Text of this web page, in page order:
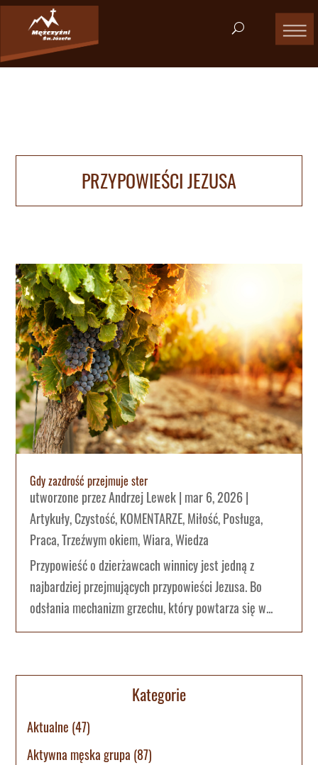
PRZYPOWIEŚCI JEZUSA
Gdy zazdrość przejmuje ster
utworzone przezAndrzej Lewek| mar 6, 2026|
Artykuły,Czystość,KOMENTARZE,Miłość,Posługa,
Praca,Trzeźwym okiem,Wiara,Wiedza
Przypowieść o dzierżawcach winnicy jest jedną z
najbardziej przejmujących przypowieści Jezusa. Bo
odsłania mechanizm grzechu, który powtarza się w...
Kategorie
Aktualne (47)
Aktywna męska grupa (87)